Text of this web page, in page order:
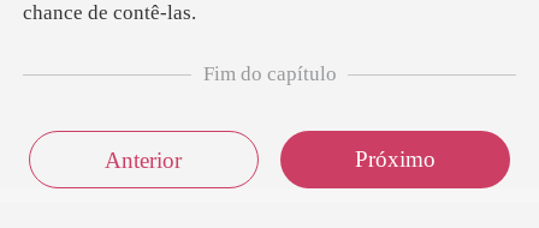
Fim do capítulo
Anterior Próximo